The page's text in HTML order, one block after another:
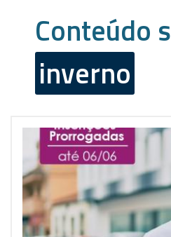
Conteúdo
inverno